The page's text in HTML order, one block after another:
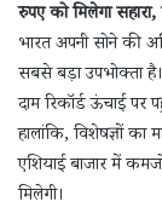
रुपए को मिलेगा
भारत अपनी सोने की
सबसे बड़ा उपभोक्ता
दाम रिकॉर्ड ऊंचाई
हालांकि, विशेषज्ञों
एशियाई बाजार में
मिलेगी।